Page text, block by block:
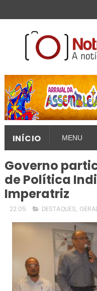
INÍCIO
Governo
de Política
Imperatriz
22:05 DESTAQUES,